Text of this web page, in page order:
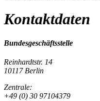
Kontaktdaten
Bundesgeschäftsstelle
Reinhardtstr. 14
10117 Berlin
Zentrale:
+49 (0) 30 97104379